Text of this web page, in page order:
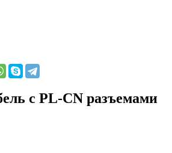
с PL-CN разъемами